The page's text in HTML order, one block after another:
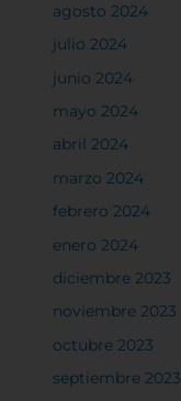
agosto 2024
julio 2024
junio 2024
mayo 2024
abril 2024
marzo 2024
febrero 2024
enero 2024
diciembre 2023
noviembre 2023
octubre 2023
septiembre 2023